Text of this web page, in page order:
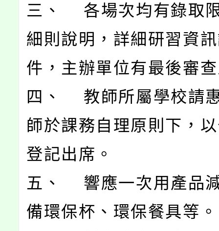
三、 各場次均有錄取
細則說明，詳細研習資
件，主辦單位有最後審
四、 教師所屬學校請
師於課務自理原則下，
登記出席。
五、 響應一次用產品
備環保杯、環保餐具等。